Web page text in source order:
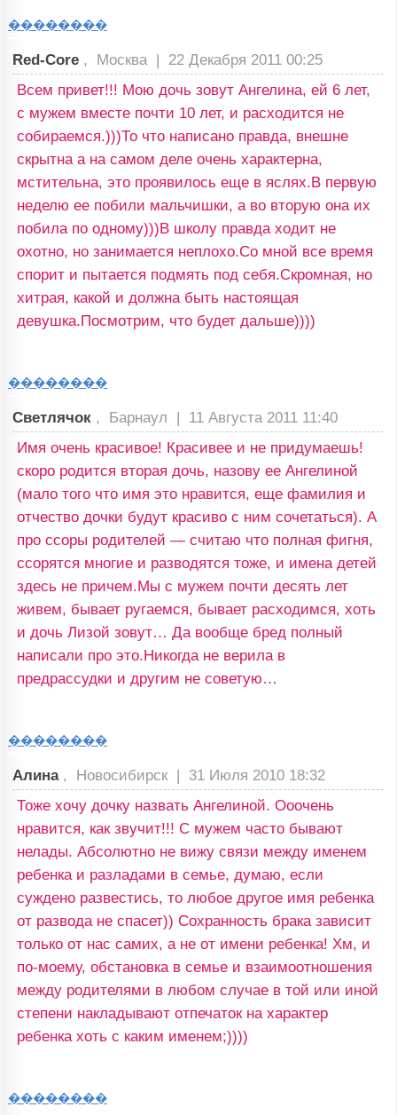
��������
Red-Core , Москва | 22 Декабря 2011 00:25
Всем привет!!! Мою дочь зовут Ангелина, ей 6 лет,
с мужем вместе почти 10 лет, и расходится не
собираемся.)))То что написано правда, внешне
скрытна а на самом деле очень характерна,
мстительна, это проявилось еще в яслях.В первую
неделю ее побили мальчишки, а во вторую она их
побила по одному)))В школу правда ходит не
охотно, но занимается неплохо.Со мной все время
спорит и пытается подмять под себя.Скромная, но
хитрая, какой и должна быть настоящая
девушка.Посмотрим, что будет дальше))))
��������
Светлячок , Барнаул | 11 Августа 2011 11:40
Имя очень красивое! Красивее и не придумаешь!
скоро родится вторая дочь, назову ее Ангелиной
(мало того что имя это нравится, еще фамилия и
отчество дочки будут красиво с ним сочетаться). А
про ссоры родителей — считаю что полная фигня,
ссорятся многие и разводятся тоже, и имена детей
здесь не причем.Мы с мужем почти десять лет
живем, бывает ругаемся, бывает расходимся, хоть
и дочь Лизой зовут… Да вообще бред полный
написали про это.Никогда не верила в
предрассудки и другим не советую…
��������
Алина , Новосибирск | 31 Июля 2010 18:32
Тоже хочу дочку назвать Ангелиной. Ооочень
нравится, как звучит!!! С мужем часто бывают
нелады. Абсолютно не вижу связи между именем
ребенка и разладами в семье, думаю, если
суждено развестись, то любое другое имя ребенка
от развода не спасет)) Сохранность брака зависит
только от нас самих, а не от имени ребенка! Хм, и
по-моему, обстановка в семье и взаимоотношения
между родителями в любом случае в той или иной
степени накладывают отпечаток на характер
ребенка хоть с каким именем;))))
��������